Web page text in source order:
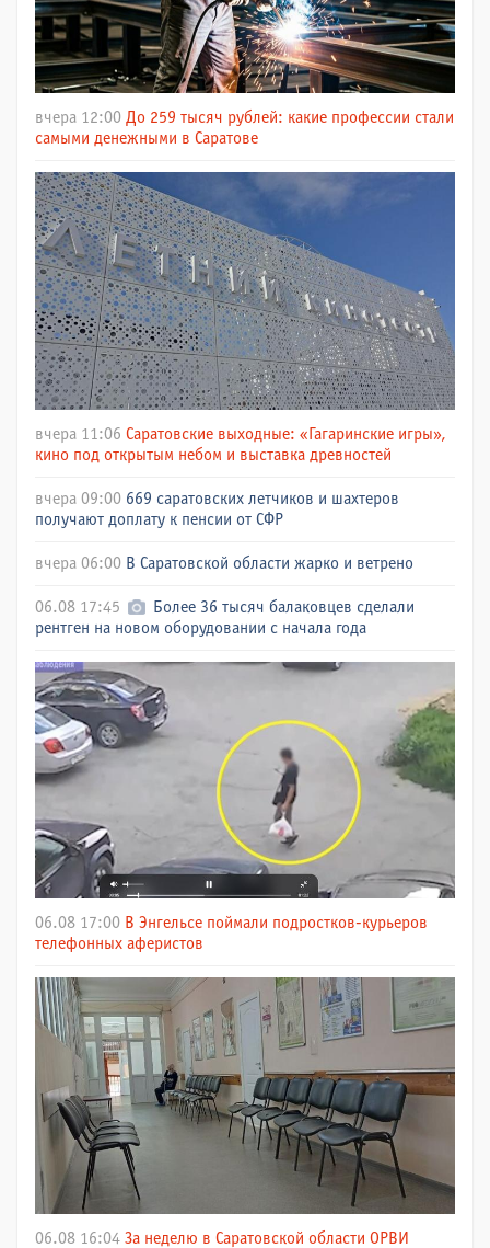
вчера 12:00 До 259 тысяч рублей: какие профессии стали
самыми денежными в Саратове
вчера 11:06 Саратовские выходные: «Гагаринские игры»,
кино под открытым небом и выставка древностей
вчера 09:00 669 саратовских летчиков и шахтеров
получают доплату к пенсии от СФР
вчера 06:00 В Саратовской области жарко и ветрено
06.08 17:45
Более 36 тысяч балаковцев сделали
рентген на новом оборудовании с начала года
06.08 17:00 В Энгельсе поймали подростков-курьеров
телефонных аферистов
06.08 16:04 За неделю в Саратовской области ОРВИ